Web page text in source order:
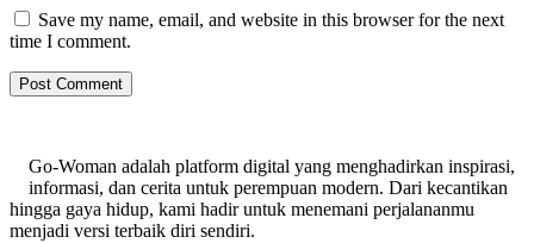
Save my name, email, and website in this browser for the next
time I comment.
Go-Woman adalah platform digital yang menghadirkan inspirasi,
informasi, dan cerita untuk perempuan modern. Dari kecantikan
hingga gaya hidup, kami hadir untuk menemani perjalananmu
menjadi versi terbaik diri sendiri.